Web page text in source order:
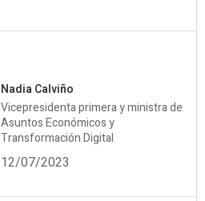
Nadia Calviño
Vicepresidenta primera y ministra de
Asuntos Económicos y
Transformación Digital
12/07/2023